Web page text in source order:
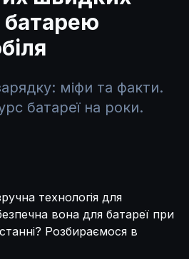
батарею
міфи та факти.
батареї на роки.
технологія для
вона для батареї при
Розбираємося в